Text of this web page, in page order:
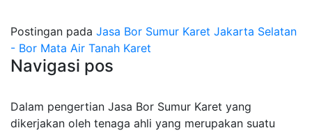
Postingan pada Jasa Bor Sumur Karet Jakarta Selatan
- Bor Mata Air Tanah Karet
Navigasi pos
Dalam pengertian Jasa Bor Sumur Karet yang
dikerjakan oleh tenaga ahli yang merupakan suatu